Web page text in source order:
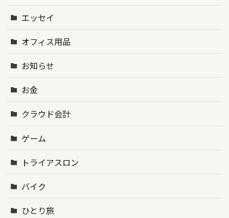
エッセイ
オフィス用品
お知らせ
お金
クラウド会計
ゲーム
トライアスロン
バイク
ひとり旅